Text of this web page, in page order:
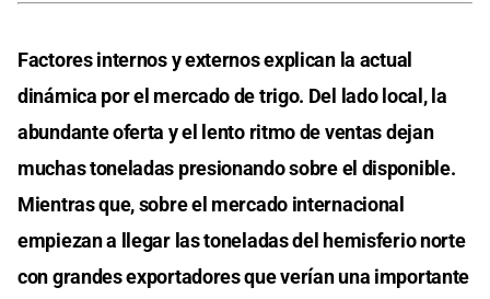
Factores internos y externos explican la actual
dinámica por el mercado de trigo. Del lado local, la
abundante oferta y el lento ritmo de ventas dejan
muchas toneladas presionando sobre el disponible.
Mientras que, sobre el mercado internacional
empiezan a llegar las toneladas del hemisferio norte
con grandes exportadores que verían una importante